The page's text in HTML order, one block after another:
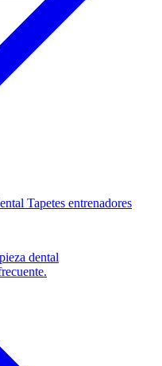
Tapetes entrenadores
dental